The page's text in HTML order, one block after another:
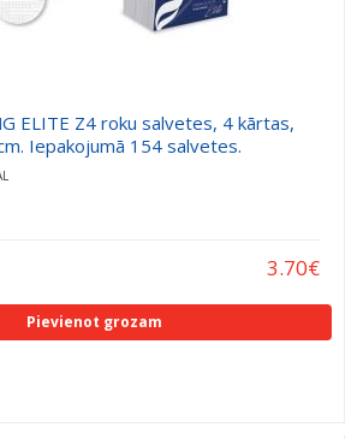
ELITE Z4 roku salvetes, 4 kārtas,
Iepakojumā 154 salvetes.
3.70€
Pievienot grozam